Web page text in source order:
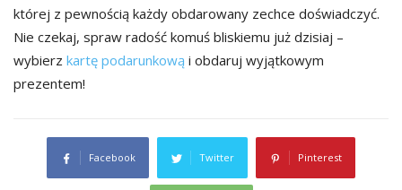
której z pewnością każdy obdarowany zechce doświadczyć.
Nie czekaj, spraw radość komuś bliskiemu już dzisiaj –
wybierz kartę podarunkową i obdaruj wyjątkowym
prezentem!
Facebook Twitter Pinterest